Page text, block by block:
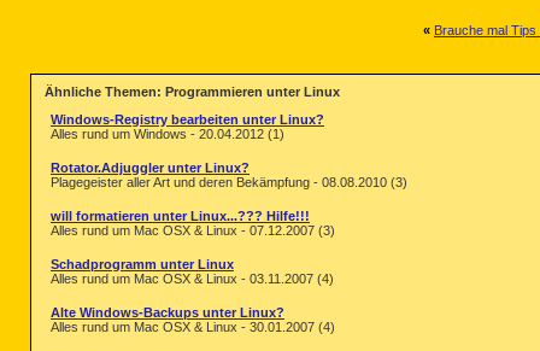
« Brauche mal
Ähnliche Themen: Programmieren unter Linux
Windows-Registry bearbeiten unter Linux?
Alles rund um Windows - 20.04.2012 (1)
Rotator.Adjuggler unter Linux?
Plagegeister aller Art und deren Bekämpfung - 08.08.2010 (3)
will formatieren unter Linux...??? Hilfe!!!
Alles rund um Mac OSX & Linux - 07.12.2007 (3)
Schadprogramm unter Linux
Alles rund um Mac OSX & Linux - 03.11.2007 (4)
Alte Windows-Backups unter Linux?
Alles rund um Mac OSX & Linux - 30.01.2007 (4)